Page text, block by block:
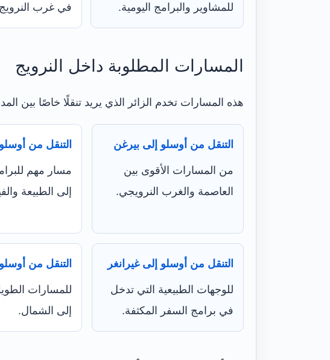
للمشاوير والبرامج اليومية.
في غرب
المسارات المطلوبة داخل النرويج
هذه المسارات تخدم الزائر الذي يريد تنقلًا خاصًا بين
التنقل من أوسلو إلى بيرغن
من المسارات الأقوى بين
العاصمة والغرب النرويجي.
التنقل من
مسار مهم
إلى الطبيعة
التنقل من أوسلو إلى غيرانغر
للوجهات الطبيعية التي تدخل
في برامج السفر المكثفة.
التنقل من
للمسارات
إلى الشمال.